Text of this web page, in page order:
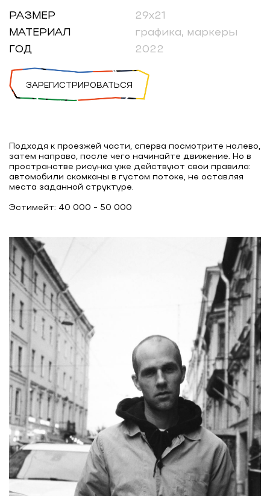
РАЗМЕР
29х21
МАТЕРИАЛ
графика, маркеры
ГОД
2022
ЗАРЕГИСТРИРОВАТЬСЯ
Подходя к проезжей части, сперва посмотрите налево,
затем направо, после чего начинайте движение. Но в
пространстве рисунка уже действуют свои правила:
автомобили скомканы в густом потоке, не оставляя
места заданной структуре.